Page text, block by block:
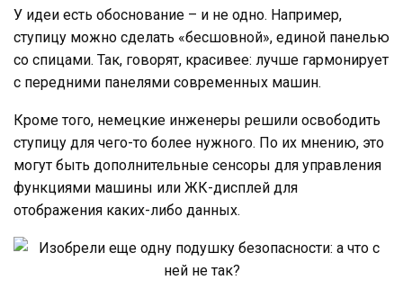
У идеи есть обоснование – и не одно. Например,
ступицу можно сделать «бесшовной», единой панелью
со спицами. Так, говорят, красивее: лучше гармонирует
с передними панелями современных машин.
Кроме того, немецкие инженеры решили освободить
ступицу для чего-то более нужного. По их мнению, это
могут быть дополнительные сенсоры для управления
функциями машины или ЖК-дисплей для
отображения каких-либо данных.